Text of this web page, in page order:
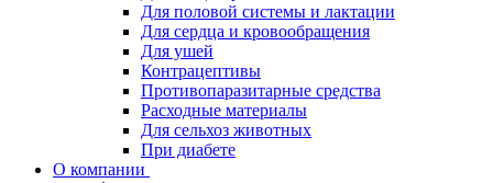
Для половой системы и лактации
Для сердца и кровообращения
Для ушей
Контрацептивы
Противопаразитарные средства
Расходные материалы
Для сельхоз животных
При диабете
О компании